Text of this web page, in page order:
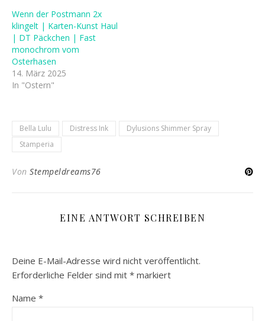
Wenn der Postmann 2x
klingelt | Karten-Kunst Haul
| DT Päckchen | Fast
monochrom vom
Osterhasen
14. März 2025
In "Ostern"
Bella Lulu Distress Ink
Dylusions Shimmer Spray
Stamperia
Von Stempeldreams76
EINE ANTWORT SCHREIBEN
Deine E-Mail-Adresse wird nicht veröffentlicht.
Erforderliche Felder sind mit * markiert
Name *